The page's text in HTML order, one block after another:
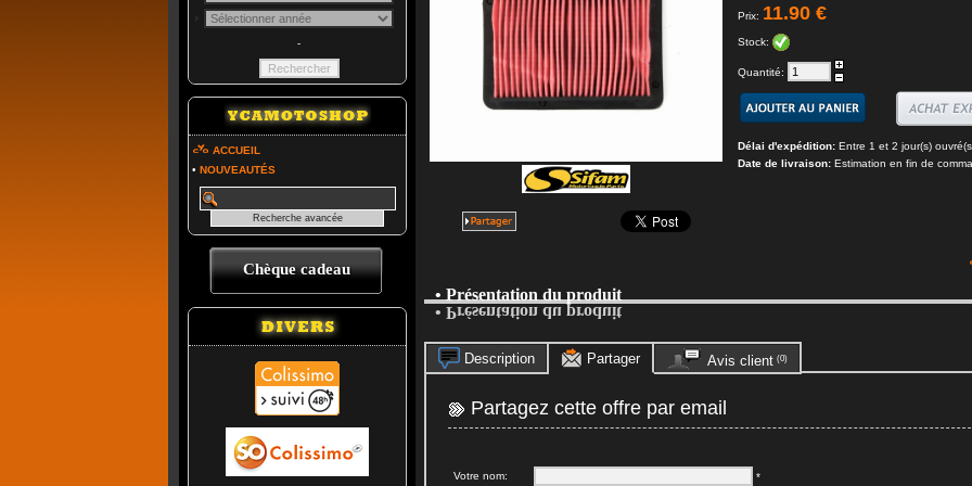
-
ACCUEIL
• NOUVEAUTÉS
Chèque cadeau
Prix: 11.90 €
Stock:
Quantité:
Délai d'expédition: Entre 1 et 2 jour(s)
Date de livraison: Estimation en fin de
• Présentation du produit
• Présentation du produit
Description Partager Avis client (0)
Partagez cette offre par email
Votre nom: *